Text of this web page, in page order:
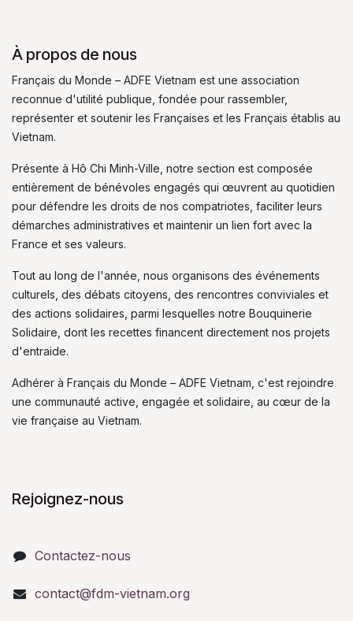
À propos de nous
Français du Monde – ADFE Vietnam est une association
reconnue d'utilité publique, fondée pour rassembler,
représenter et soutenir les Françaises et les Français établis au
Vietnam.
Présente à Hô Chi Minh-Ville, notre section est composée
entièrement de bénévoles engagés qui œuvrent au quotidien
pour défendre les droits de nos compatriotes, faciliter leurs
démarches administratives et maintenir un lien fort avec la
France et ses valeurs.
Tout au long de l'année, nous organisons des événements
culturels, des débats citoyens, des rencontres conviviales et
des actions solidaires, parmi lesquelles notre Bouquinerie
Solidaire, dont les recettes financent directement nos projets
d'entraide.
Adhérer à Français du Monde – ADFE Vietnam, c'est rejoindre
une communauté active, engagée et solidaire, au cœur de la
vie française au Vietnam.
Rejoignez-nous
Contactez-nous
contact@fdm-vietnam.org